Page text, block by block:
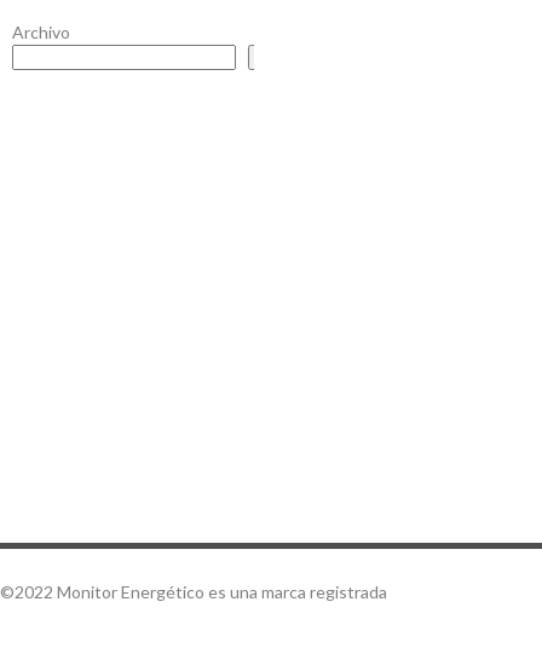
Archivo
©2022 Monitor Energético es una marca registrada